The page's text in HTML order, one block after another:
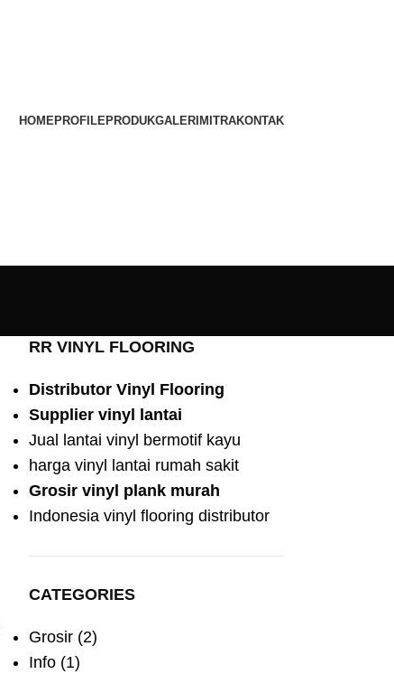
HOMEPROFILEPRODUKGALERIMITRAKONTAK
RR VINYL FLOORING
Distributor Vinyl Flooring
Supplier vinyl lantai
Jual lantai vinyl bermotif kayu
harga vinyl lantai rumah sakit
Grosir vinyl plank murah
Indonesia vinyl flooring distributor
CATEGORIES
Grosir(2)
Info(1)